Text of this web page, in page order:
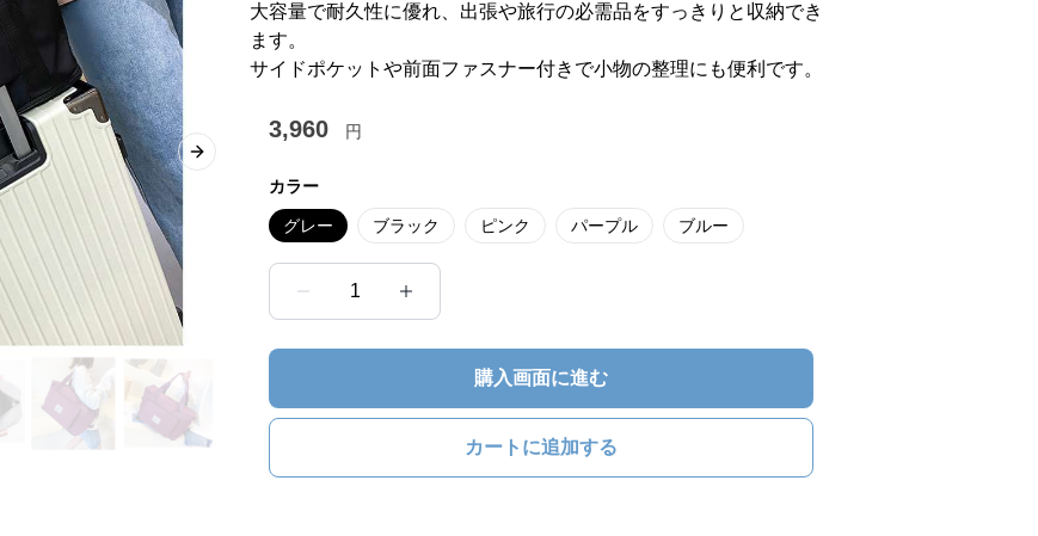
Next slide
大容量で耐久性に優れ、出張や旅行の必需品をすっきりと収納でき
ます。
サイドポケットや前面ファスナー付きで小物の整理にも便利です。
3,960 円
カラー
グレー ブラック ピンク パープル ブルー
1
購入画面に進む
カートに追加する